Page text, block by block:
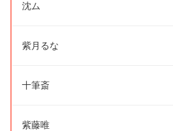
沈ム
紫月るな
十筆斎
紫藤唯